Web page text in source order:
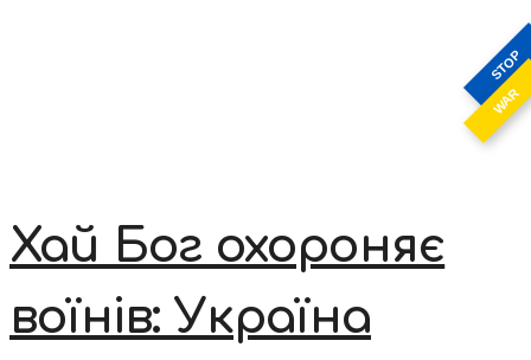
STOP
WAR
Хай Бог охороняє
воїнів: Україна